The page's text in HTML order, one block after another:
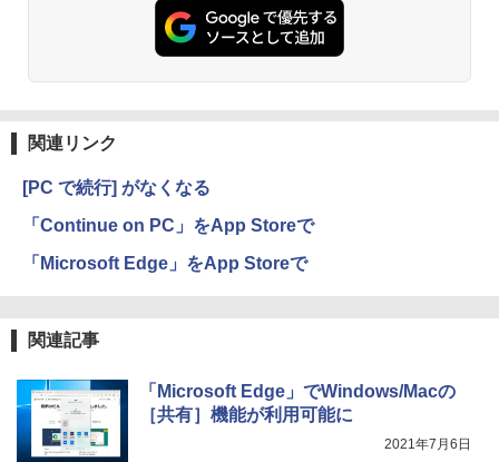
方 マニュアル AI副業にもコンテンツ作成
にもKindle出版にも！ 非エンジニアのた
めのAIコーディング入門シリーズ
ズ (はぴーイラストLabo)
￥480
Amazon Kindle Paperwhite (16GB) 7イ
Amazon Kindle Colorsoft | 16GBストレ
ージ、防水、7インチカラーディスプレ
イ、色調調節ライト、最大8週間持続バッ
テリー、広告無し、ブラック (2025年発
New Amazon Kindle Scribe Colorsoft |
11インチカラーディスプレイ、64GBスト
整、色調調節ライト、プレミアムペン付
関連リンク
[PC で続行] がなくなる
「Continue on PC」をApp Storeで
「Microsoft Edge」をApp Storeで
関連記事
「Microsoft Edge」でWindows/Macの
［共有］機能が利用可能に
2021年7月6日